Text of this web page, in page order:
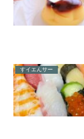
すイエんサー